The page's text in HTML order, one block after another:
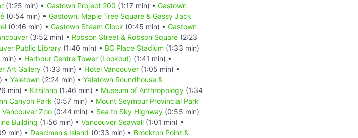
(1:25 min) • Gastown Project 200 (1:17 min) • Gastown
(0:54 min) • Gastown, Maple Tree Square & Gassy Jack
(0:46 min) • Gastown Steam Clock (0:45 min) • Gastown
(3:52 min) • Robson Street & Robson Square (2:23
Public Library (1:40 min) • BC Place Stadium (1:33 min)
min) • Harbour Centre Tower (Lookout) (1:41 min) •
Art Gallery (1:33 min) • Hotel Vancouver (1:05 min) •
• Yaletown (2:24 min) • Yaletown Roundhouse &
min) • Kitsilano (1:46 min) • Museum of Anthropology (1:34
Canyon Park (0:57 min) • Mount Seymour Provincial Park
Vancouver Zoo (0:44 min) • Sea to Sky Highway (0:55 min)
Building (1:56 min) • Vancouver Seawall (1:01 min) •
min) • Deadman's Island (0:33 min) • Brockton Point &